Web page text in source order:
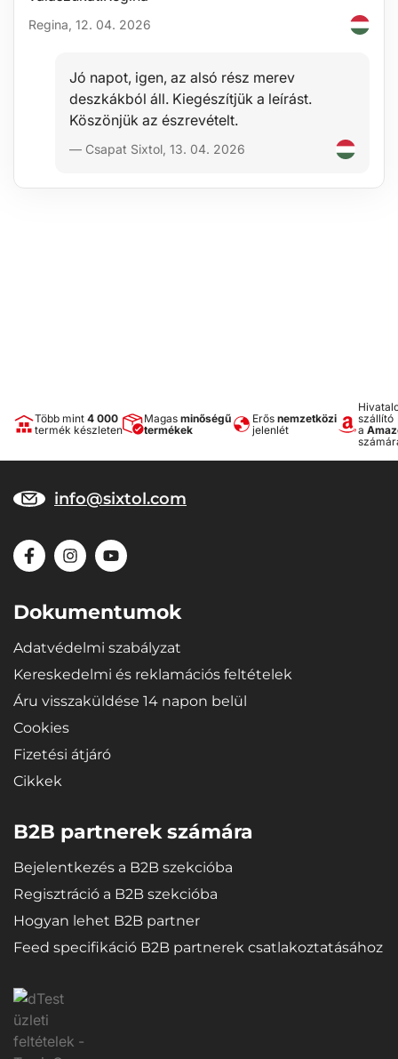
Regina, 12. 04. 2026
Jó napot, igen, az alsó rész merev
deszkákból áll. Kiegészítjük a leírást.
Köszönjük az észrevételt.
— Csapat Sixtol, 13. 04. 2026
Több mint 4 000
termék készleten
Magas minőségű
termékek
Erős nemzetközi
jelenlét
szállító
a
info@sixtol.com
Dokumentumok
Adatvédelmi szabályzat
Kereskedelmi és reklamációs feltételek
Áru visszaküldése 14 napon belül
Cookies
Fizetési átjáró
Cikkek
B2B partnerek számára
Bejelentkezés a B2B szekcióba
Regisztráció a B2B szekcióba
Hogyan lehet B2B partner
Feed specifikáció B2B partnerek csatlakoztatásához